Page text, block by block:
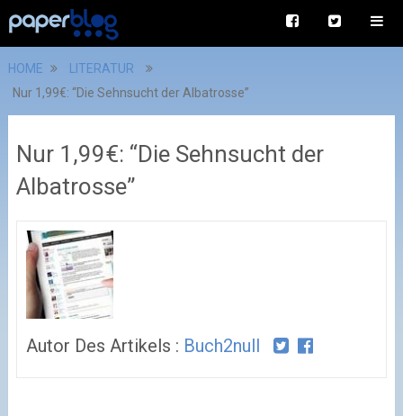
HOME
LITERATUR
Nur 1,99€: “Die Sehnsucht der Albatrosse”
Nur 1,99€: “Die Sehnsucht der
Albatrosse”
Autor Des Artikels : Buch2null